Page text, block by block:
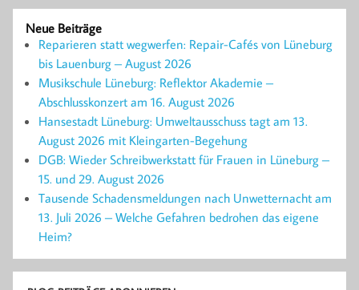
Neue Beiträge
Reparieren statt wegwerfen: Repair-Cafés von Lüneburg
bis Lauenburg – August 2026
Musikschule Lüneburg: Reflektor Akademie –
Abschlusskonzert am 16. August 2026
Hansestadt Lüneburg: Umweltausschuss tagt am 13.
August 2026 mit Kleingarten-Begehung
DGB: Wieder Schreibwerkstatt für Frauen in Lüneburg –
15. und 29. August 2026
Tausende Schadensmeldungen nach Unwetternacht am
13. Juli 2026 – Welche Gefahren bedrohen das eigene
Heim?